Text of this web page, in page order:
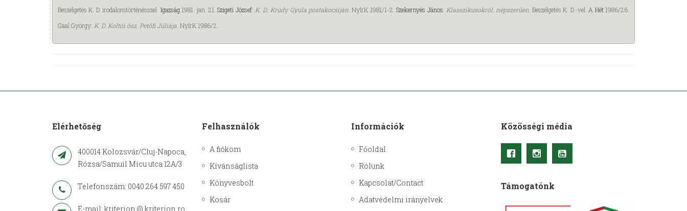
Beszélgetés K. D. irodalomtörténésszel. Igazság1981. jan. 21.Szigeti József:K. D.: Krúdy Gyula postakocsiján. NyIrK 1981/1-2.Szekernyés János:Klasszikusokról, népszerűen. Beszélgetés K. D.-vel.A Hét1986/26.
Gaal György: K. D. Koltói ősz. Petőfi Júliája. NyIrK 1986/2.
Elérhetőség
400014 Kolozsvár/Cluj-Napoca,
Rózsa/Samuil Micu utca 12A/3
Telefonszám: 0040 264 597 450
E-mail: kriterion @ kriterion.ro
Felhasználók
A fiókom
Kívánságlista
Könyvesbolt
Kosár
Információk
Főoldal
Rólunk
Kapcsolat/Contact
Adatvédelmi irányelvek
Közösségi média
Támogatónk